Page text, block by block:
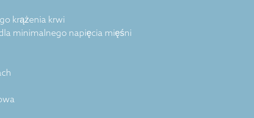
krążenia krwi
minimalnego napięcia mięśni